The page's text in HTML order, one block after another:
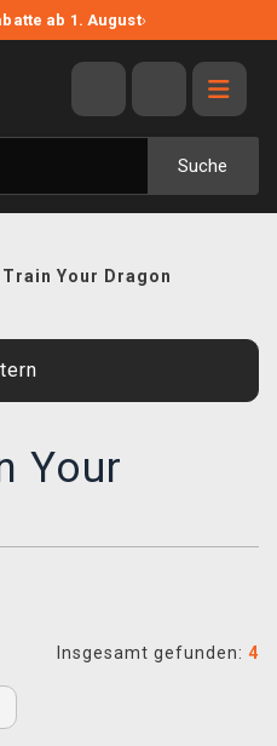
ab 1. August›
Suche
Train Your Dragon
Your
Insgesamt gefunden: 4